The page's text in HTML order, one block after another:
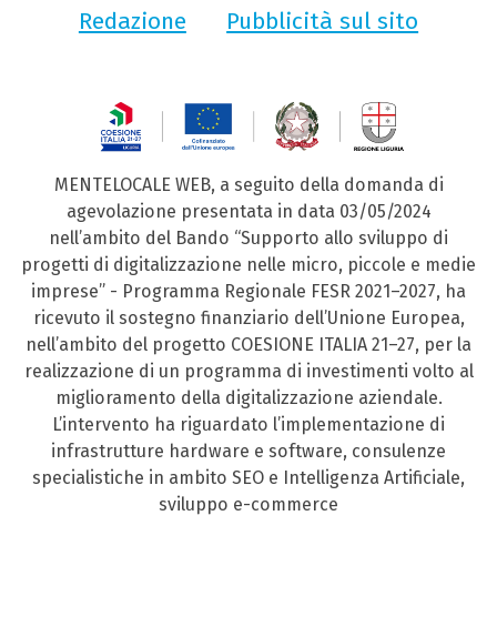
Redazione
Pubblicità sul sito
MENTELOCALE WEB, a seguito della domanda di
agevolazione presentata in data 03/05/2024
nell’ambito del Bando “Supporto allo sviluppo di
progetti di digitalizzazione nelle micro, piccole e medie
imprese” - Programma Regionale FESR 2021–2027, ha
ricevuto il sostegno finanziario dell’Unione Europea,
nell’ambito del progetto COESIONE ITALIA 21–27, per la
realizzazione di un programma di investimenti volto al
miglioramento della digitalizzazione aziendale.
L’intervento ha riguardato l’implementazione di
infrastrutture hardware e software, consulenze
specialistiche in ambito SEO e Intelligenza Artificiale,
sviluppo e-commerce